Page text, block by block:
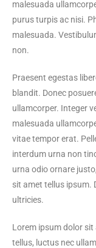
malesuada
purus turpis ac nisi.
malesuada.
non.
Praesent egestas
blandit. Donec
ullamcorper. Integer
malesuada
vitae tempor erat.
interdum urna non
urna odio ornare
sit amet tellus ipsum.
ultricies.
Lorem ipsum dolor
tellus, luctus nec